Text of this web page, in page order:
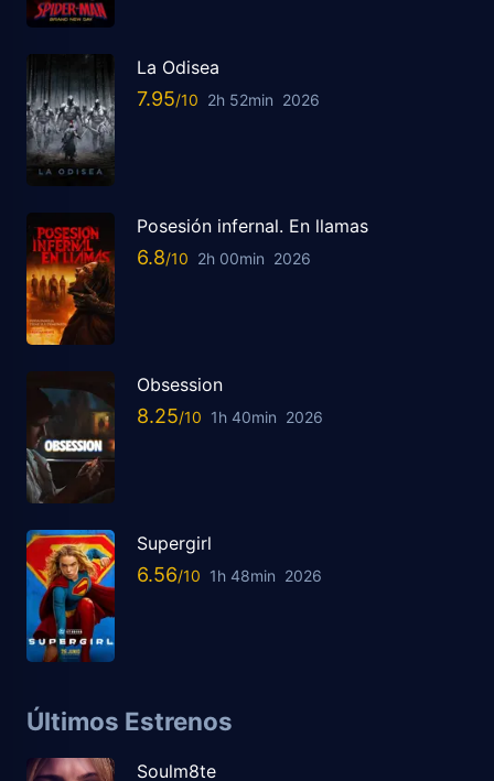
La Odisea
7.95 2h 52min 2026
Posesión infernal. En llamas
6.8 2h 00min 2026
Obsession
8.25 1h 40min 2026
Supergirl
6.56 1h 48min 2026
Últimos Estrenos
Soulm8te